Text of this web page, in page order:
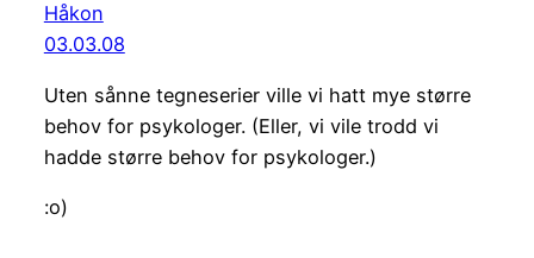
Håkon
03.03.08
Uten sånne tegneserier ville vi hatt mye større
behov for psykologer. (Eller, vi vile trodd vi
hadde større behov for psykologer.)
:o)